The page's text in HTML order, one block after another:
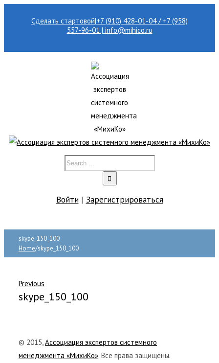
Сделать стартовой|+7 (910) 428-01-04 / +7 (958)
557-96-01 | info@mihico.ru
Войти| Зарегистрироваться
skype_150_100
Home/skype_150_100
Previous
skype_150_100
© 2015,Ассоциация экспертов системного
менеджмента «МихиКо». Все права защищены.